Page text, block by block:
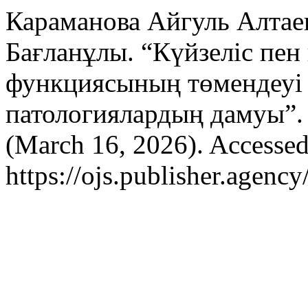
Караманова Айгуль
Бағланұлы. “Күйзеліс
функциясының
патологиялардың
(March 16, 2026).
https://